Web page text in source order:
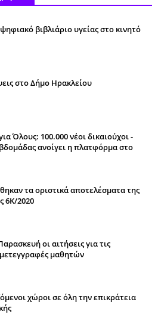
βιβλιάριο υγείας στο κινητό
στο Δήμο Ηρακλείου
Όλους: 100.000 νέοι δικαιούχοι -
ανοίγει η πλατφόρμα στο
τα οριστικά αποτελέσματα της
6Κ/2020
οι αιτήσεις για τις
μαθητών
χώροι σε όλη την επικράτεια